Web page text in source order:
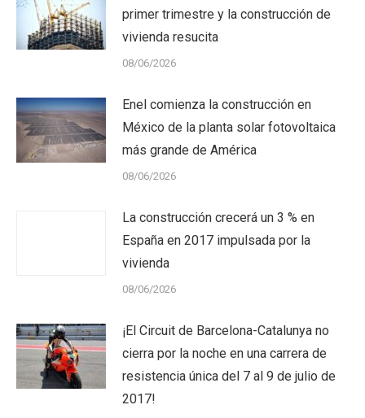
primer trimestre y la construcción de
vivienda resucita
08/06/2026
Enel comienza la construcción en
México de la planta solar fotovoltaica
más grande de América
08/06/2026
La construcción crecerá un 3 % en
España en 2017 impulsada por la
vivienda
08/06/2026
¡El Circuit de Barcelona-Catalunya no
cierra por la noche en una carrera de
resistencia única del 7 al 9 de julio de
2017!